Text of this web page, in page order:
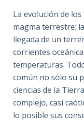
La evolución de
magma terrestre;
llegada de un
corrientes
temperaturas.
común no sólo su
ciencias de la
complejo, casi
lo posible sus